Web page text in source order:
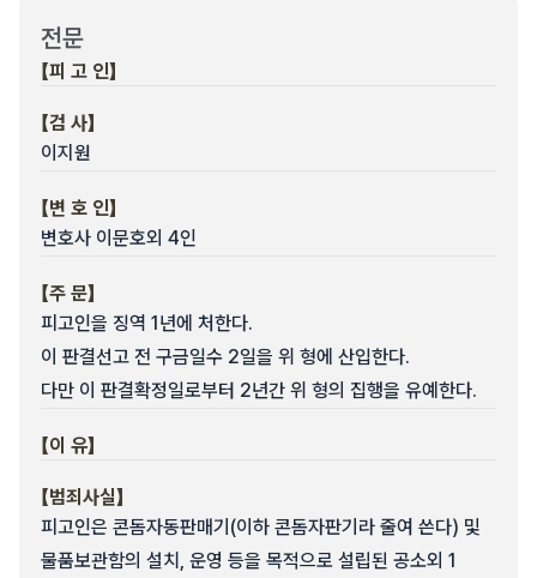
전문
【피 고 인】
【검 사】
이지원
【변 호 인】
변호사 이문호외 4인
【주 문】
피고인을 징역 1년에 처한다.
이 판결선고 전 구금일수 2일을 위 형에 산입한다.
다만 이 판결확정일로부터 2년간 위 형의 집행을 유예한다.
【이 유】
【범죄사실】
피고인은 콘돔자동판매기(이하 콘돔자판기라 줄여 쓴다) 및
물품보관함의 설치, 운영 등을 목적으로 설립된 공소외 1